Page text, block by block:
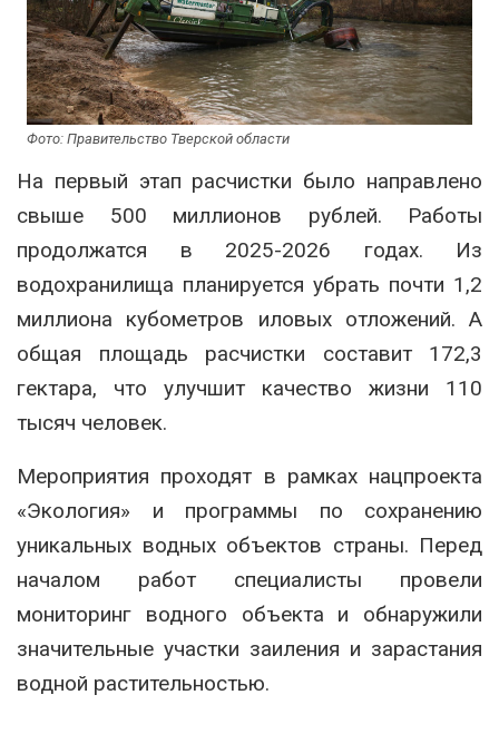
Фото: Правительство Тверской области
На первый этап расчистки было направлено
свыше 500 миллионов рублей. Работы
продолжатся в 2025-2026 годах. Из
водохранилища планируется убрать почти 1,2
миллиона кубометров иловых отложений. А
общая площадь расчистки составит 172,3
гектара, что улучшит качество жизни 110
тысяч человек.
Мероприятия проходят в рамках нацпроекта
«Экология» и программы по сохранению
уникальных водных объектов страны. Перед
началом работ специалисты провели
мониторинг водного объекта и обнаружили
значительные участки заиления и зарастания
водной растительностью.